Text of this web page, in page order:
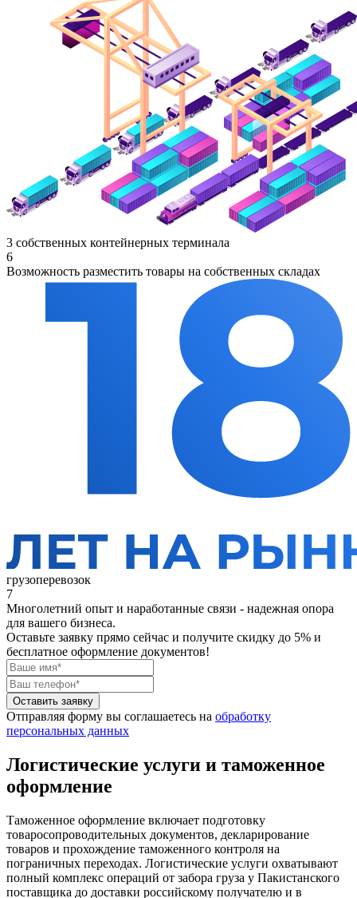
3 собственных контейнерных терминала
6
Возможность разместить товары на собственных складах
грузоперевозок
7
Многолетний опыт и наработанные связи - надежная опора
для вашего бизнеса.
Оставьте заявку прямо сейчас и получите скидку до 5% и
бесплатное оформление документов!
Оставить заявку
Отправляя форму вы соглашаетесь на обработку
персональных данных
Логистические услуги и таможенное
оформление
Таможенное оформление включает подготовку
товаросопроводительных документов, декларирование
товаров и прохождение таможенного контроля на
пограничных переходах. Логистические услуги охватывают
полный комплекс операций от забора груза у Пакистанского
поставщика до доставки российскому получателю и в